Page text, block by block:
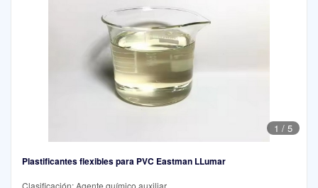
1 / 5
Plastificantes flexibles para PVC Eastman LLumar
Clasificación: Agente químico auxiliar